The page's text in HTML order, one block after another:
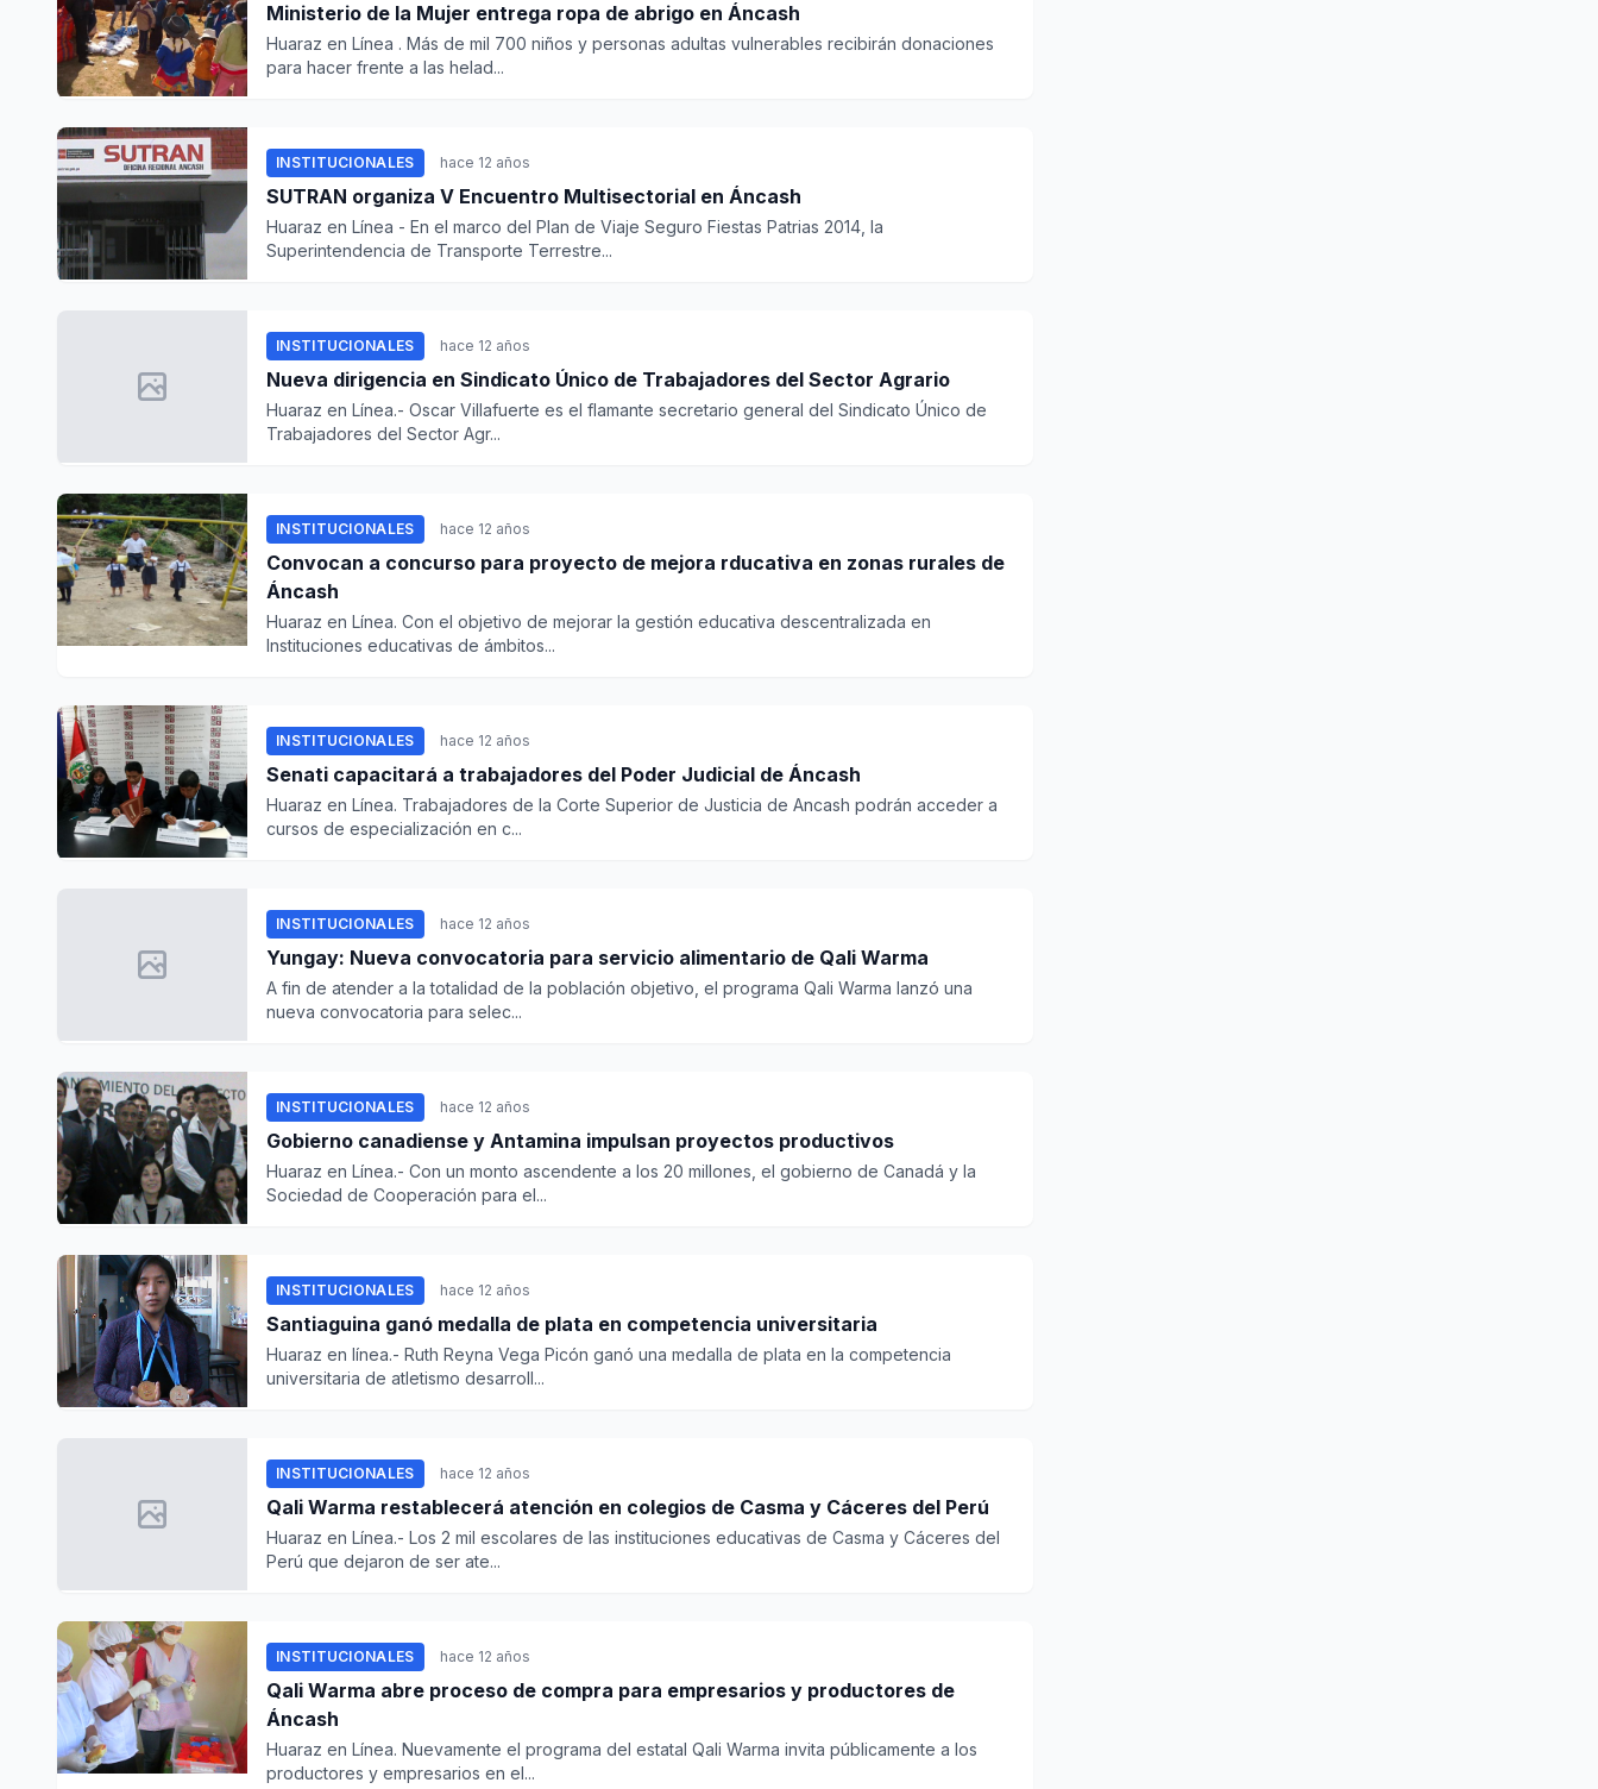
Ministerio de la Mujer entrega ropa de abrigo en Áncash
Huaraz en Línea . Más de mil 700 niños y personas adultas vulnerables recibirán donaciones
para hacer frente a las helad...
INSTITUCIONALES hace 12 años
SUTRAN organiza V Encuentro Multisectorial en Áncash
Huaraz en Línea - En el marco del Plan de Viaje Seguro Fiestas Patrias 2014, la
Superintendencia de Transporte Terrestre...
INSTITUCIONALES hace 12 años
Nueva dirigencia en Sindicato Único de Trabajadores del Sector Agrario
Huaraz en Línea.- Oscar Villafuerte es el flamante secretario general del Sindicato Único de
Trabajadores del Sector Agr...
INSTITUCIONALES hace 12 años
Convocan a concurso para proyecto de mejora rducativa en zonas rurales de
Áncash
Huaraz en Línea. Con el objetivo de mejorar la gestión educativa descentralizada en
Instituciones educativas de ámbitos...
INSTITUCIONALES hace 12 años
Senati capacitará a trabajadores del Poder Judicial de Áncash
Huaraz en Línea. Trabajadores de la Corte Superior de Justicia de Ancash podrán acceder a
cursos de especialización en c...
INSTITUCIONALES hace 12 años
Yungay: Nueva convocatoria para servicio alimentario de Qali Warma
A fin de atender a la totalidad de la población objetivo, el programa Qali Warma lanzó una
nueva convocatoria para selec...
INSTITUCIONALES hace 12 años
Gobierno canadiense y Antamina impulsan proyectos productivos
Huaraz en Línea.- Con un monto ascendente a los 20 millones, el gobierno de Canadá y la
Sociedad de Cooperación para el...
INSTITUCIONALES hace 12 años
Santiaguina ganó medalla de plata en competencia universitaria
Huaraz en línea.- Ruth Reyna Vega Picón ganó una medalla de plata en la competencia
universitaria de atletismo desarroll...
INSTITUCIONALES hace 12 años
Qali Warma restablecerá atención en colegios de Casma y Cáceres del Perú
Huaraz en Línea.- Los 2 mil escolares de las instituciones educativas de Casma y Cáceres del
Perú que dejaron de ser ate...
INSTITUCIONALES hace 12 años
Qali Warma abre proceso de compra para empresarios y productores de
Áncash
Huaraz en Línea. Nuevamente el programa del estatal Qali Warma invita públicamente a los
productores y empresarios en el...